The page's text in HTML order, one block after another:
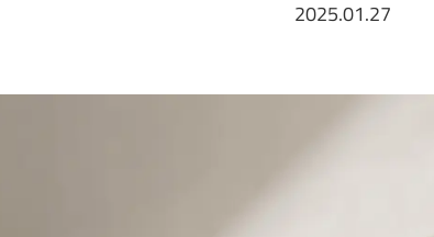
2025.01.27